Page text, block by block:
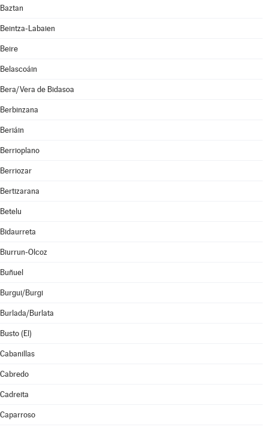
Baztan
Beintza-Labaien
Beire
Belascoáin
Bera/Vera de Bidasoa
Berbinzana
Beriáin
Berrioplano
Berriozar
Bertizarana
Betelu
Bidaurreta
Biurrun-Olcoz
Buñuel
Burgui/Burgi
Burlada/Burlata
Busto (El)
Cabanillas
Cabredo
Cadreita
Caparroso